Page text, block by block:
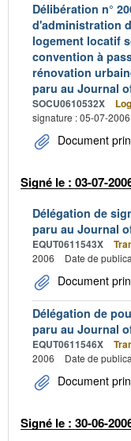
Délibération n°
d'administration
logement locatif
convention à
rénovation
paru au Journal
SOCU0610532X
signature : 05-07-2006
Document
Signé le : 03-07-
Délégation de
paru au Journal
EQUT0611543X
2006
Date de
Document
Délégation de
paru au Journal
EQUT0611546X
2006
Date de
Document
Signé le : 30-06-